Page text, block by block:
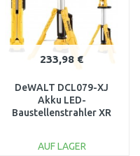
233,98 €
DeWALT DCL079-XJ
Akku LED-
Baustellenstrahler XR
AUF LAGER